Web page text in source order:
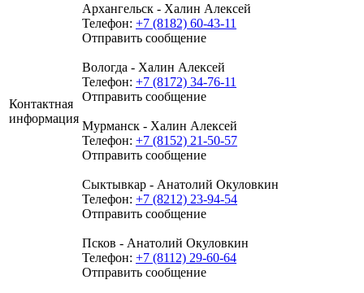
Контактная
информация
Архангельск - Халин Алексей
Телефон: +7 (8182) 60-43-11
Отправить сообщение
Вологда - Халин Алексей
Телефон: +7 (8172) 34-76-11
Отправить сообщение
Мурманск - Халин Алексей
Телефон: +7 (8152) 21-50-57
Отправить сообщение
Сыктывкар - Анатолий Окуловкин
Телефон: +7 (8212) 23-94-54
Отправить сообщение
Псков - Анатолий Окуловкин
Телефон: +7 (8112) 29-60-64
Отправить сообщение